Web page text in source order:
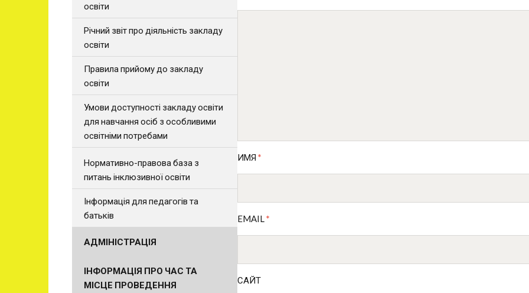
ИМЯ *
EMAIL*
САЙТ
освіти
Річний звіт про діяльність закладу
освіти
Правила прийому до закладу
освіти
Умови доступності закладу освіти
для навчання осіб з особливими
освітніми потребами
Нормативно-правова база з
питань інклюзивної освіти
Інформація для педагогів та
батьків
АДМІНІСТРАЦІЯ
ІНФОРМАЦІЯ ПРО ЧАС ТА
МІСЦЕ ПРОВЕДЕННЯ